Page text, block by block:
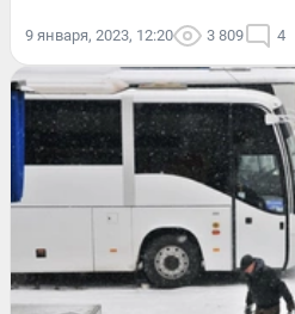
9 января, 2023, 12:20 3 809 4